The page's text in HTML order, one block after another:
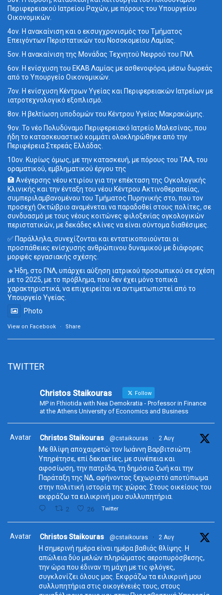
Περιφερειακού Ιατρείου Ραχών, με πόρους του Υπουργείου
Οικονομικών.
4ον. Η ανακαίνιση και ο εκσυγχρονισμός του Τμήματος
Επειγόντων Περιστατικών του Νοσοκομείου Λαμίας.
5ον. Η ανακαίνιση της Μονάδας Τεχνητού Νεφρού του ΓΝΛ.
6ον. Η ενίσχυση του ΕΚΑΒ Λαμίας με ασθενοφόρα, μέσω δωρεάς
από το Υπουργείο Οικονομικών.
7ον. Η ενίσχυση Κέντρων Υγείας και Περιφερειακών Ιατρείων με
ιατροτεχνολογικό εξοπλισμό.
8ον. Η βελτίωση υποδομών του Κέντρου Υγείας Μακρακώμης.
9ον. Το νέο Πολυδύναμο Περιφερειακό Ιατρείο Μαλεσίνας, που
ήδη το κατασκευαστικό κομμάτι ολοκληρώθηκε από την
Περιφέρεια Στερεάς Ελλάδας.
10ον. Κυρίως όμως, με την κατασκευή, με πόρους του ΤΑΑ, του
οραματικού, εμβληματικού έργου της
🏥 Ανέγερσης νέου κτιρίου για την επέκταση της Ογκολογικής
Κλινικής και την ένταξη του νέου Κέντρου Ακτινοθεραπείας,
συμπεριλαμβανομένου του Τμήματος Πυρηνικής στο, που τον
προσεχή Οκτώβριο αναμένεται να παραδοθεί στους πολίτες, σε
συνδυασμό με τους νέους κοιτώνες φιλοξενίας ογκολογικών
περιστατικών, με δεκάδες κλίνες να είναι σύντομα διαθέσιμες.
✅ Παράλληλα, συνεχίζονται και εντατικοποιούνται οι
προσπάθειες ενίσχυσης ανθρώπινου δυναμικού με διάφορες
μορφές εργασιακής σχέσης.
🔹Ήδη, στο ΓΝΛ, υπάρχει αύξηση ιατρικού προσωπικού σε σχέση
με το 2025, με το πρόβλημα, που δεν έχει μόνο τοπικά
χαρακτηριστικά, να επιχειρείται να αντιμετωπιστεί από το
Υπουργείο Υγείας.
Photo
View on Facebook · Share
TWITTER
Christos Staikouras Follow
MP in Fthiotida with Nea Demokratia - Professor in Finance
at the Athens University of Economics and Business
Avatar Christos Staikouras @cstaikouras · 2 Αυγ
Με θλίψη αποχαιρετώ τον Ιωάννη Βαρβιτσιώτη.
Υπηρέτησε, επί δεκαετίες, με συνέπεια και
αφοσίωση, την πατρίδα, τη δημόσια ζωή και την
Παράταξη της ΝΔ, αφήνοντας ξεχωριστό αποτύπωμα
στην πολιτική ιστορία της χώρας. Στους οικείους του
εκφράζω τα ειλικρινή μου συλλυπητήρια.
2 26 Twitter
Avatar Christos Staikouras @cstaikouras · 2 Αυγ
Η σημερινή ημέρα είναι ημέρα βαθιάς θλίψης. Η
απώλεια δύο μελών πληρώματος αεροπυρόσβεσης,
την ώρα που έδιναν τη μάχη με τις φλόγες,
συγκλονίζει όλους μας. Εκφράζω τα ειλικρινή μου
συλλυπητήρια στις οικογένειές τους, στους